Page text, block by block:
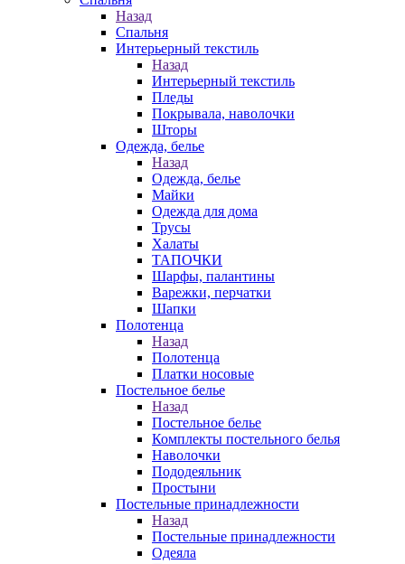
Назад
Спальня
Интерьерный текстиль
Назад
Интерьерный текстиль
Пледы
Покрывала, наволочки
Шторы
Одежда, белье
Назад
Одежда, белье
Майки
Одежда для дома
Трусы
Халаты
ТАПОЧКИ
Шарфы, палантины
Варежки, перчатки
Шапки
Полотенца
Назад
Полотенца
Платки носовые
Постельное белье
Назад
Постельное белье
Комплекты постельного белья
Наволочки
Пододеяльник
Простыни
Постельные принадлежности
Назад
Постельные принадлежности
Одеяла